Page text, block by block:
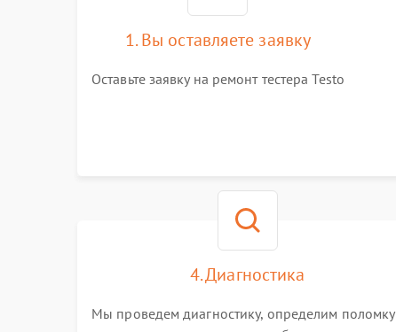
1. Вы оставляете заявку
Оставьте заявку на ремонт тестера Testo
4. Диагностика
Мы проведем диагностику, определим поломку